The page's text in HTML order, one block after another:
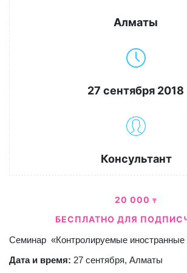
Алматы
27 сентября 2018
Консультант
20 000 ₸
БЕСПЛАТНО ДЛЯ
Семинар «Контролируемые иностранные
Дата и время: 27 сентября, Алматы